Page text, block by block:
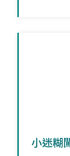
小迷糊